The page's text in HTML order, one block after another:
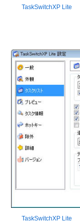
TaskSwitchXP Lite
TaskSwitchXP Lite